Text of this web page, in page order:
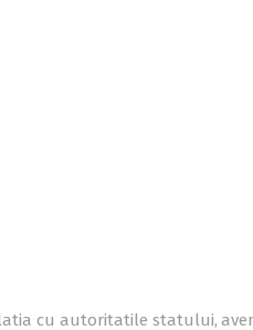
cu autoritatile statului,